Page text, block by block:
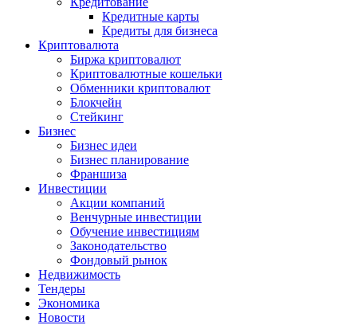
Кредитные карты
Кредиты для бизнеса
Криптовалюта
Биржа криптовалют
Криптовалютные кошельки
Обменники криптовалют
Блокчейн
Стейкинг
Бизнес
Бизнес идеи
Бизнес планирование
Франшиза
Инвестиции
Акции компаний
Венчурные инвестиции
Обучение инвестициям
Законодательство
Фондовый рынок
Недвижимость
Тендеры
Экономика
Новости